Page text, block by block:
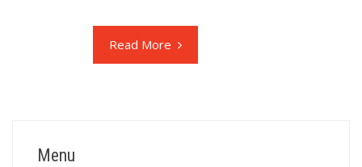
Read More
Menu